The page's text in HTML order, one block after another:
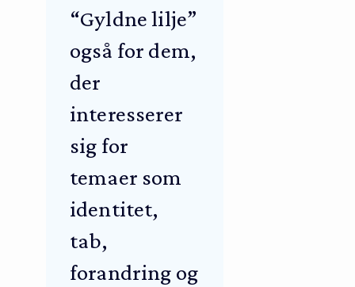
“Gyldne lilje”
også for dem,
der
interesserer
sig for
temaer som
identitet,
tab,
forandring og